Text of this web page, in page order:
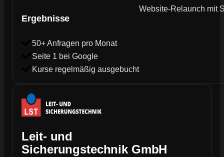
Ergebnisse
50+ Anfragen pro Monat
Seite 1 bei Google
Kurse regelmäßig ausgebucht
Website-Relaunch mit
Leit- und
Sicherungstechnik GmbH